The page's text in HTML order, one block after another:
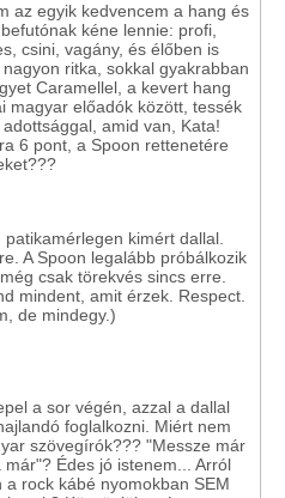
az egyik kedvencem a hang és
kéne lennie: profi,
csini, vagány, és élőben is
ritka, sokkal gyakrabban
Caramellel, a kevert hang
magyar előadók között, tessék
amid van, Kata!
6 pont, a Spoon rettenetére
kimért dallal.
A Spoon legalább próbálkozik
csak törekvés sincs erre.
mindent, amit érzek. Respect.
de mindegy.)
a sor végén, azzal a dallal
foglalkozni. Miért nem
szövegírók??? "Messze már
Édes jó istenem... Arról
rock kábé nyomokban SEM